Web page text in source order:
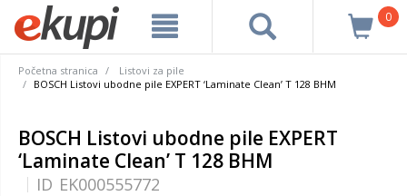
0
Početna stranica
Listovi za pile
BOSCH Listovi ubodne pile EXPERT ‘Laminate Clean’ T 128 BHM
BOSCH Listovi ubodne pile EXPERT
‘Laminate Clean’ T 128 BHM
ID EK000555772